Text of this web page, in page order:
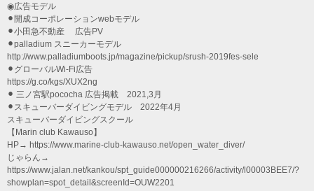
◉広告モデル
⚫︎開成コーポレーションwebモデル
⚫︎小田急不動産 広告PV
⚫︎palladium スニーカーモデル
http://www.palladiumboots.jp/magazine/pickup/srush-2019fes-sele
⚫︎グローバルWi-Fi広告
https://g.co/kgs/XUX2ng
⚫︎ 三ノ宮駅pococha 広告掲載 2021,3月
⚫︎スキューバーダイビングモデル 2022年4月
スキューバーダイビングスクール
【Marin club Kawauso】
HP→ https://www.marine-club-kawauso.net/open_water_diver/
じゃらん→
https://www.jalan.net/kankou/spt_guide000000216266/activity/l00003BEE7/?
showplan=spot_detail&screenId=OUW2201